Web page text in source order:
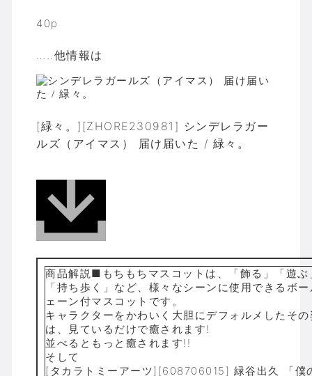
40p
…..他情報は
[緑々。][ZHORE230981] シンデレラガー
ルズ（アイマス） 届け届いた / 緑々。
商品解説■もちもちマスコットは、「飾る」「遊ぶ
「持ち歩く」など、様々なシーンに使用できるボ
ェーン付マスコットです。
キャラクターをかわいく大胆にデフォルメしたその
は、見ているだけで癒されます!
並べるともっと癒されます!!
そして
[タカラトミーアーツ][608706015] 緑谷出久 「僕